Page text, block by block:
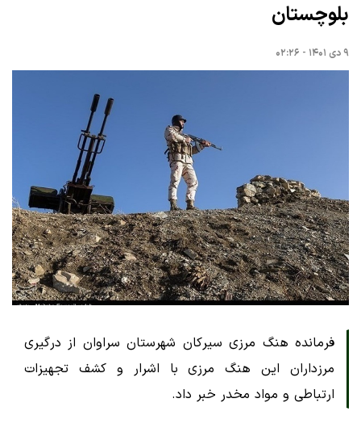
بلوچستان
۹ دی ۱۴۰۱ - ۰۲:۲۶
فرمانده هنگ مرزی سیرکان شهرستان سراوان از درگیری
مرزداران این هنگ مرزی با اشرار و کشف تجهیزات
ارتباطی و مواد مخدر خبر داد.